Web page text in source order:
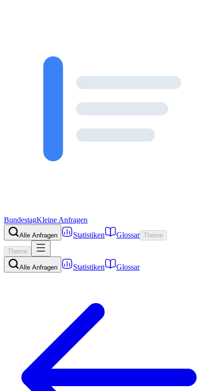
BundestagKleine Anfragen
Alle Anfragen Statistiken Glossar Theme
Theme
Alle Anfragen Statistiken Glossar